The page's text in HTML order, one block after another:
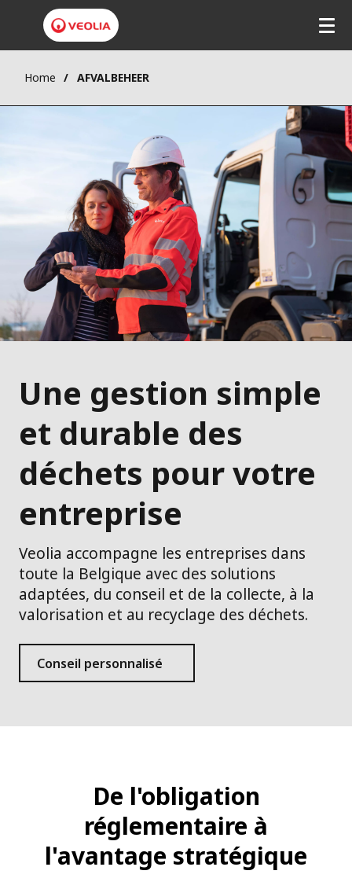
Home AFVALBEHEER
Une gestion simple
et durable des
déchets pour votre
entreprise
Veolia accompagne les entreprises dans
toute la Belgique avec des solutions
adaptées, du conseil et de la collecte, à la
valorisation et au recyclage des déchets.
Conseil personnalisé
De l'obligation
réglementaire à
l'avantage stratégique